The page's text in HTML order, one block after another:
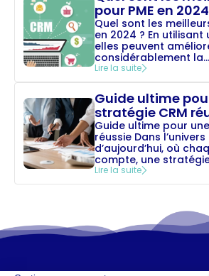
pour PME en
Quel sont les
en 2024 ? En utilisant
elles peuvent
considérablement la...
Lire la suite
Guide ultime
stratégie CRM
Guide ultime pour
réussie Dans
d’aujourd’hui, où
compte, une
Lire la suite